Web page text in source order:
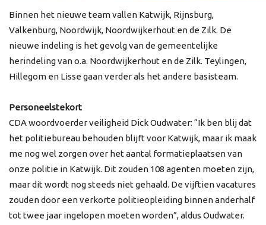
Binnen het nieuwe team vallen Katwijk, Rijnsburg,
Valkenburg, Noordwijk, Noordwijkerhout en de Zilk. De
nieuwe indeling is het gevolg van de gemeentelijke
herindeling van o.a. Noordwijkerhout en de Zilk. Teylingen,
Hillegom en Lisse gaan verder als het andere basisteam.
Personeelstekort
CDA woordvoerder veiligheid Dick Oudwater: “Ik ben blij dat
het politiebureau behouden blijft voor Katwijk, maar ik maak
me nog wel zorgen over het aantal formatieplaatsen van
onze politie in Katwijk. Dit zouden 108 agenten moeten zijn,
maar dit wordt nog steeds niet gehaald. De vijftien vacatures
zouden door een verkorte politieopleiding binnen anderhalf
tot twee jaar ingelopen moeten worden”, aldus Oudwater.